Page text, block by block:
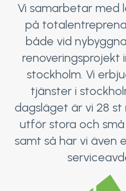
Vi samarbetar med
på
både vid
renoveringsprojekt
stockholm. Vi
tjänster i
dagsläget är vi 28
utför stora och
samt så har vi även